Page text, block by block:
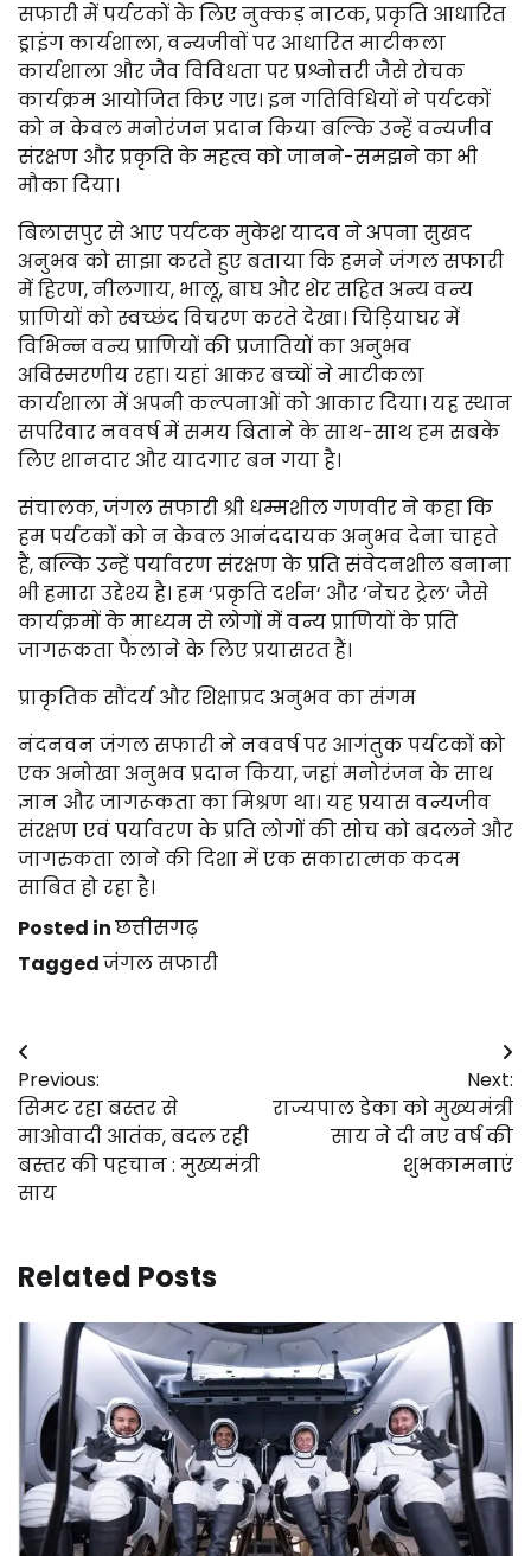
सफारी में पर्यटकों के लिए नुक्कड़ नाटक, प्रकृति आधारित
ड्राइंग कार्यशाला, वन्यजीवों पर आधारित माटीकला
कार्यशाला और जैव विविधता पर प्रश्नोत्तरी जैसे रोचक
कार्यक्रम आयोजित किए गए। इन गतिविधियों ने पर्यटकों
को न केवल मनोरंजन प्रदान किया बल्कि उन्हें वन्यजीव
संरक्षण और प्रकृति के महत्व को जानने-समझने का भी
मौका दिया।
बिलासपुर से आए पर्यटक मुकेश यादव ने अपना सुखद
अनुभव को साझा करते हुए बताया कि हमने जंगल सफारी
में हिरण, नीलगाय, भालू, बाघ और शेर सहित अन्य वन्य
प्राणियों को स्वच्छंद विचरण करते देखा। चिड़ियाघर में
विभिन्न वन्य प्राणियों की प्रजातियों का अनुभव
अविस्मरणीय रहा। यहां आकर बच्चों ने माटीकला
कार्यशाला में अपनी कल्पनाओं को आकार दिया। यह स्थान
सपरिवार नववर्ष में समय बिताने के साथ-साथ हम सबके
लिए शानदार और यादगार बन गया है।
संचालक, जंगल सफारी श्री धम्मशील गणवीर ने कहा कि
हम पर्यटकों को न केवल आनंददायक अनुभव देना चाहते
हैं, बल्कि उन्हें पर्यावरण संरक्षण के प्रति संवेदनशील बनाना
भी हमारा उद्देश्य है। हम ‘प्रकृति दर्शन‘ और ‘नेचर ट्रेल‘ जैसे
कार्यक्रमों के माध्यम से लोगों में वन्य प्राणियों के प्रति
जागरूकता फैलाने के लिए प्रयासरत हैं।
प्राकृतिक सौंदर्य और शिक्षाप्रद अनुभव का संगम
नंदनवन जंगल सफारी ने नववर्ष पर आगंतुक पर्यटकों को
एक अनोखा अनुभव प्रदान किया, जहां मनोरंजन के साथ
ज्ञान और जागरूकता का मिश्रण था। यह प्रयास वन्यजीव
संरक्षण एवं पर्यावरण के प्रति लोगों की सोच को बदलने और
जागरुकता लाने की दिशा में एक सकारात्मक कदम
साबित हो रहा है।
Posted inछत्तीसगढ़
Taggedजंगल सफारी
Post
navigation
Previous:
सिमट रहा बस्तर से
माओवादी आतंक, बदल रही
बस्तर की पहचान : मुख्यमंत्री
साय
Next:
राज्यपाल डेका को मुख्यमंत्री
साय ने दी नए वर्ष की
शुभकामनाएं
Related Posts